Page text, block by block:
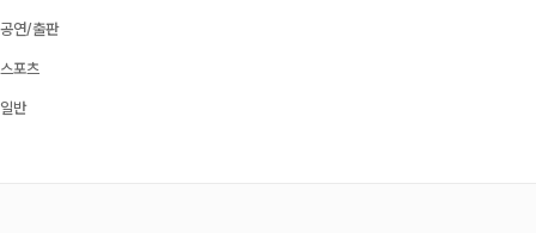
공연/출판
스포츠
일반